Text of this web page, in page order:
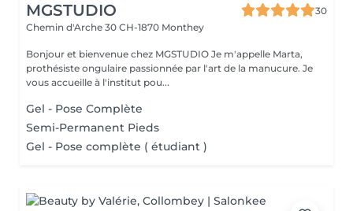
MGSTUDIO
30
Chemin d'Arche 30 CH-1870 Monthey
Bonjour et bienvenue chez MGSTUDIO Je m'appelle Marta,
prothésiste ongulaire passionnée par l'art de la manucure. Je
vous accueille à l'institut pou...
Gel - Pose Complète
Semi-Permanent Pieds
Gel - Pose complète ( étudiant )